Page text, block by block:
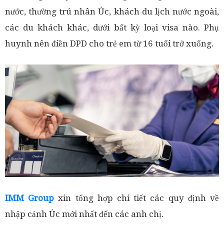
nước, thường trú nhân Úc, khách du lịch nước ngoài,
các du khách khác, dưới bất kỳ loại visa nào. Phụ
huynh nên điền DPD cho trẻ em từ 16 tuổi trở xuống.
IMM Group xin tổng hợp chi tiết các quy định về
nhập cảnh Úc mới nhất đến các anh chị.